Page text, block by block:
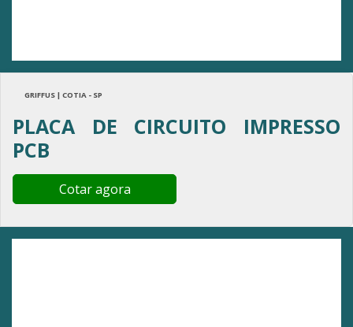
GRIFFUS | COTIA - SP
PLACA DE CIRCUITO IMPRESSO
PCB
Cotar agora